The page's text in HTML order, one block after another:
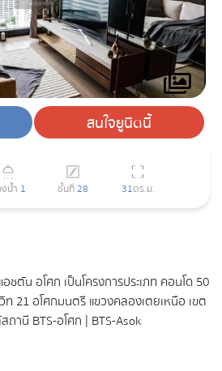
สนใจยูนิตนี้
น้ำ 1 ชั้นที่28 31ตร.ม.
ชตัน อโศก เป็นโครงการประเภท คอนโด 50
21 อโศกมนตรี แขวงคลองเตยเหนือ เขต
านี BTS-อโศก | BTS-Asok